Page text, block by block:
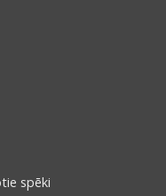
spēki